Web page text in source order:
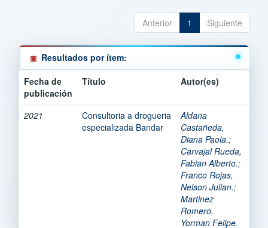
Anterior 1 Siguiente
Resultados por ítem:
Fecha de
publicación
Título Autor(es)
2021
Consultoria a drogueria
especializada Bandar
Aldana
Castañeda,
Diana Paola.;
Carvajal Rueda,
Fabian Alberto.;
Franco Rojas,
Nelson Julian.;
Martinez
Romero,
Yorman Felipe.